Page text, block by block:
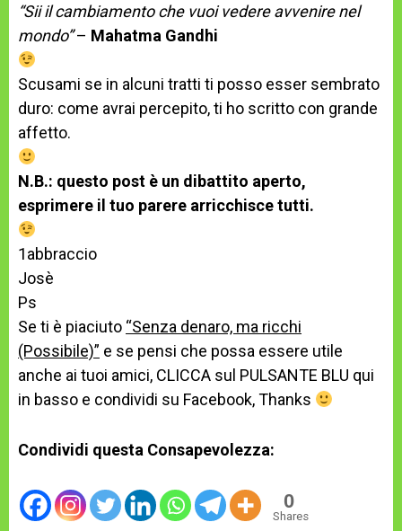
“Sii il cambiamento che vuoi vedere avvenire nel
mondo”– Mahatma Gandhi
Scusami se in alcuni tratti ti posso esser sembrato
duro: come avrai percepito, ti ho scritto con grande
affetto.
N.B.: questo post è un dibattito aperto,
esprimere il tuo parere arricchisce tutti.
1abbraccio
Josè
Ps
Se ti è piaciuto “Senza denaro, ma ricchi
(Possibile)” e se pensi che possa essere utile
anche ai tuoi amici, CLICCA sul PULSANTE BLU qui
in basso e condividi su Facebook, Thanks
Condividi questa Consapevolezza:
0
Shares